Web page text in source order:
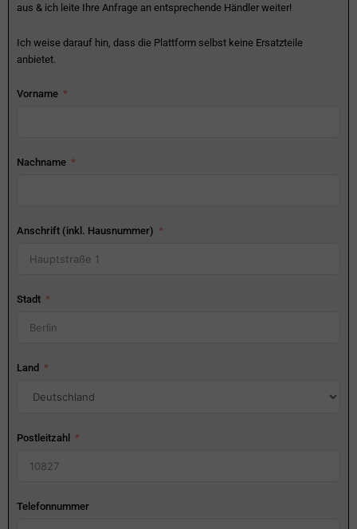
aus & ich leite Ihre Anfrage an entsprechende Händler weiter!
Ich weise darauf hin, dass die Plattform selbst keine Ersatzteile
anbietet.
Vorname
Nachname
Anschrift (inkl. Hausnummer)
Stadt
Land
Postleitzahl
Telefonnummer